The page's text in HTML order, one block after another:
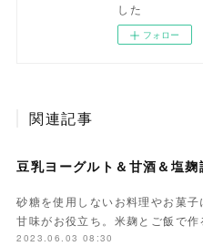
した
フォロー
関連記事
豆乳ヨーグルト＆甘酒＆塩麹
砂糖を使用しないお料理やお菓子
甘味がお役立ち。米麹とご飯で
2023.06.03 08:30